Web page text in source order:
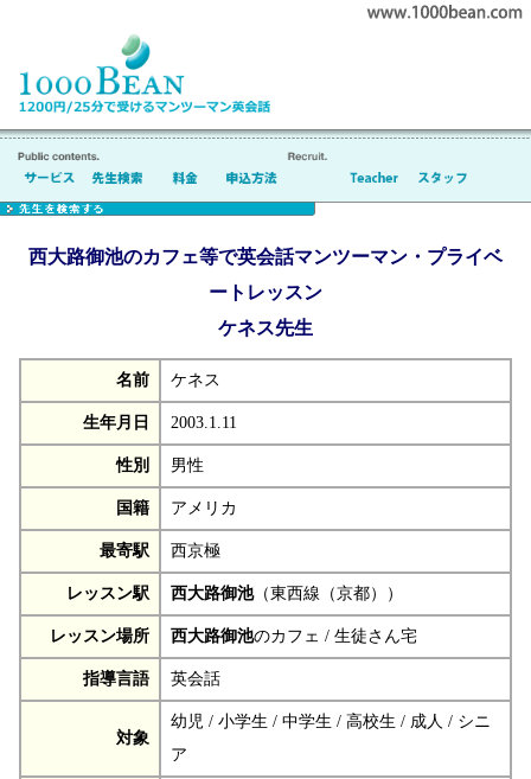
西大路御池のカフェ等で英会話マンツーマン・プライベ
ートレッスン
ケネス先生
名前 ケネス
生年月日 2003.1.11
性別 男性
国籍 アメリカ
最寄駅 西京極
レッスン駅 西大路御池（東西線（京都））
レッスン場所 西大路御池のカフェ / 生徒さん宅
指導言語 英会話
対象
幼児 / 小学生 / 中学生 / 高校生 / 成人 / シニ
ア